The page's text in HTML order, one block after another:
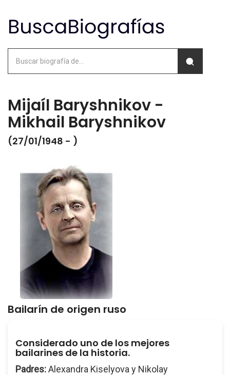
Mijaíl Baryshnikov -
Mikhail Baryshnikov
(27/01/1948 - )
Bailarín de origen ruso
Considerado uno de los mejores
bailarines de la historia.
Padres:Alexandra Kiselyova y Nikolay